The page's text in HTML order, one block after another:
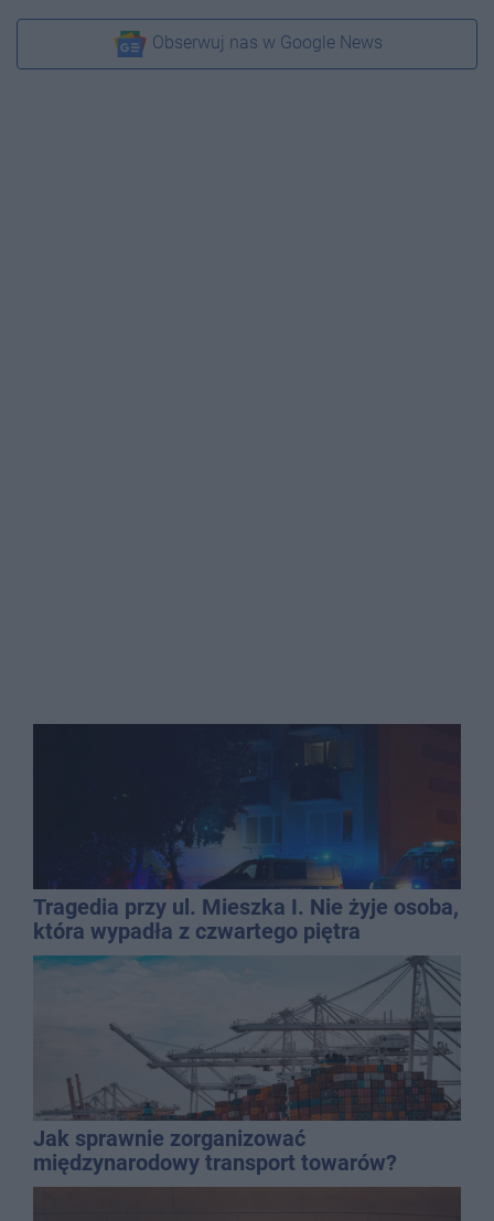
Obserwuj nas w Google News
Tragedia przy ul. Mieszka I. Nie żyje osoba,
która wypadła z czwartego piętra
Jak sprawnie zorganizować
międzynarodowy transport towarów?